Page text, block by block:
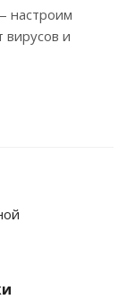
настроим
и